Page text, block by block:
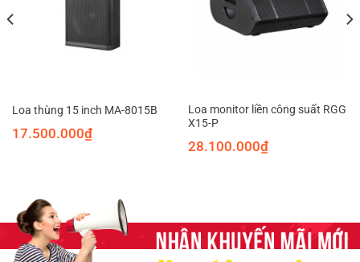
Loa thùng 15 inch MA-8015B
17.500.000₫
Loa monitor liền công suất RGG
X15-P
28.100.000₫